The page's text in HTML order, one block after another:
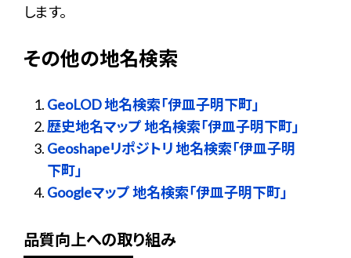
します。
その他の地名検索
GeoLOD 地名検索「伊皿子明下町」
歴史地名マップ 地名検索「伊皿子明下町」
Geoshapeリポジトリ 地名検索「伊皿子明
下町」
Googleマップ 地名検索「伊皿子明下町」
品質向上への取り組み